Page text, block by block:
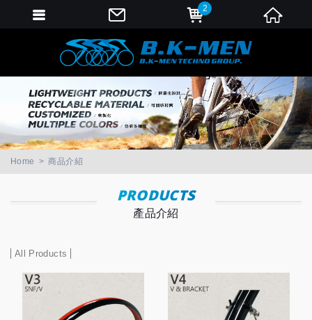
Home 商品介紹
PRODUCTS
產品介紹
All Products
2
會員登入
加入會員
忘記密碼
訂單查詢
個人資料修改
填寫匯款通知